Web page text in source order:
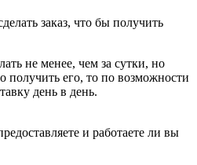
заказ, что бы получить
не менее, чем за сутки, но
получить его, то по возможности
день в день.
и работаете ли вы